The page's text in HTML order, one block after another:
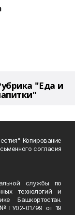
"Еда и
Копирование
согласия
службы по
технологий и
Башкортостан.
01799 от 19